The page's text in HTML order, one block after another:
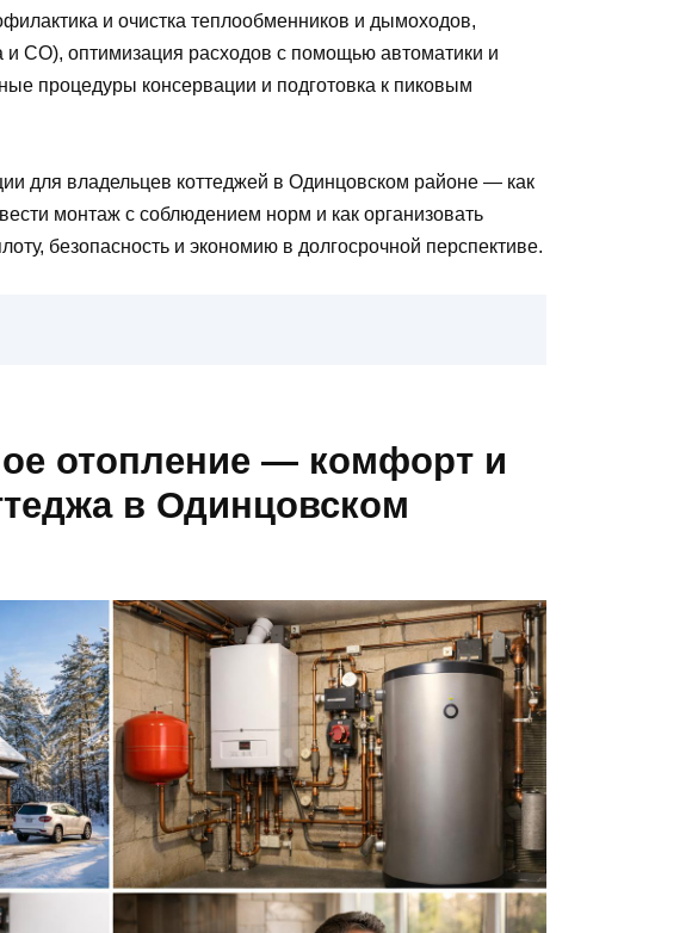
и очистка теплообменников и дымоходов,
и CO), оптимизация расходов с помощью автоматики и
процедуры консервации и подготовка к пиковым
для владельцев коттеджей в Одинцовском районе — как
монтаж с соблюдением норм и как организовать
безопасность и экономию в долгосрочной перспективе.
отопление — комфорт и
в Одинцовском